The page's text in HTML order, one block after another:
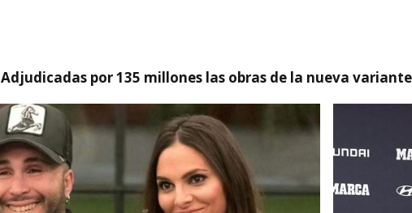
Adjudicadas por 135 millones las obras de la nueva